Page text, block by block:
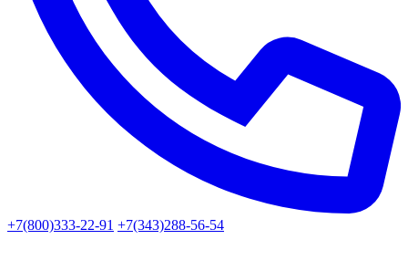
+7(800)333-22-91 +7(343)288-56-54